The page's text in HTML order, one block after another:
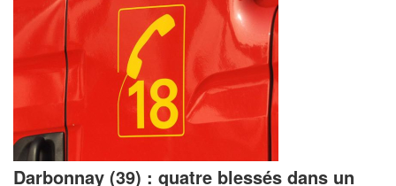
Darbonnay (39) : quatre blessés dans un